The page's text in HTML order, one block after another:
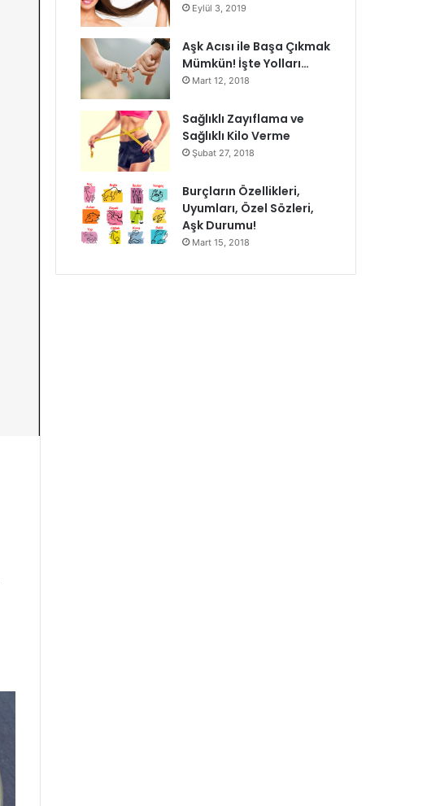
Eylül 3, 2019
Aşk Acısı ile Başa Çıkmak
Mümkün! İşte Yolları…
Mart 12, 2018
Sağlıklı Zayıflama ve
Sağlıklı Kilo Verme
Şubat 27, 2018
Burçların Özellikleri,
Uyumları, Özel Sözleri,
Aşk Durumu!
Mart 15, 2018